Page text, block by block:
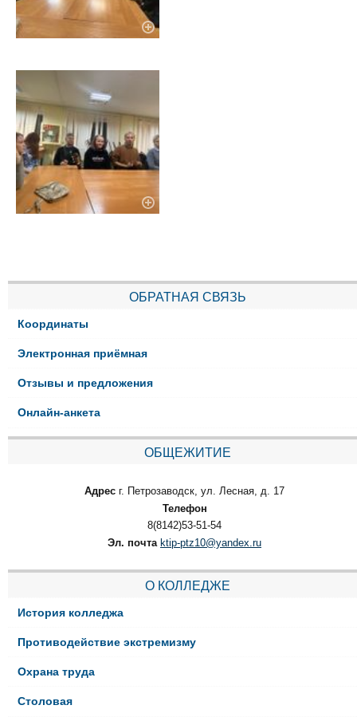
ОБРАТНАЯ СВЯЗЬ
Координаты
Электронная приёмная
Отзывы и предложения
Онлайн-анкета
ОБЩЕЖИТИЕ
Адрес г. Петрозаводск, ул. Лесная, д. 17
Телефон
8(8142)53-51-54
Эл. почта ktip-ptz10@yandex.ru
О КОЛЛЕДЖЕ
История колледжа
Противодействие экстремизму
Охрана труда
Столовая